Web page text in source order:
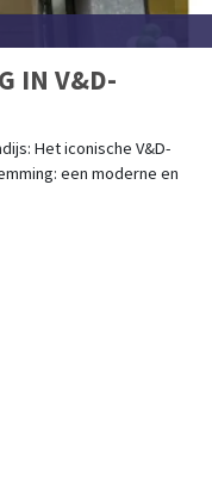
IN V&D-
Het iconische V&D-
een moderne en